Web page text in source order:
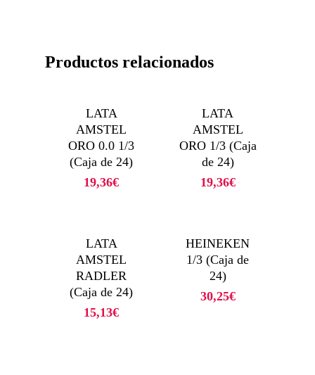
Productos relacionados
LATA
AMSTEL
ORO 0.0 1/3
(Caja de 24)
19,36€
LATA
AMSTEL
ORO 1/3 (Caja
de 24)
19,36€
LATA
AMSTEL
RADLER
(Caja de 24)
15,13€
HEINEKEN
1/3 (Caja de
24)
30,25€